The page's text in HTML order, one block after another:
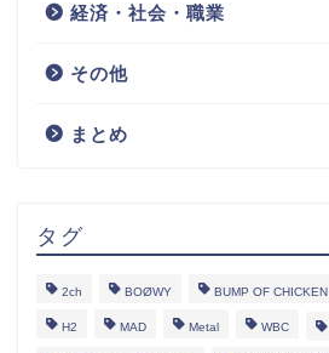
経済・社会・職業
その他
まとめ
タグ
2ch BOØWY BUMP OF CHICKEN
H2 MAD Metal WBC